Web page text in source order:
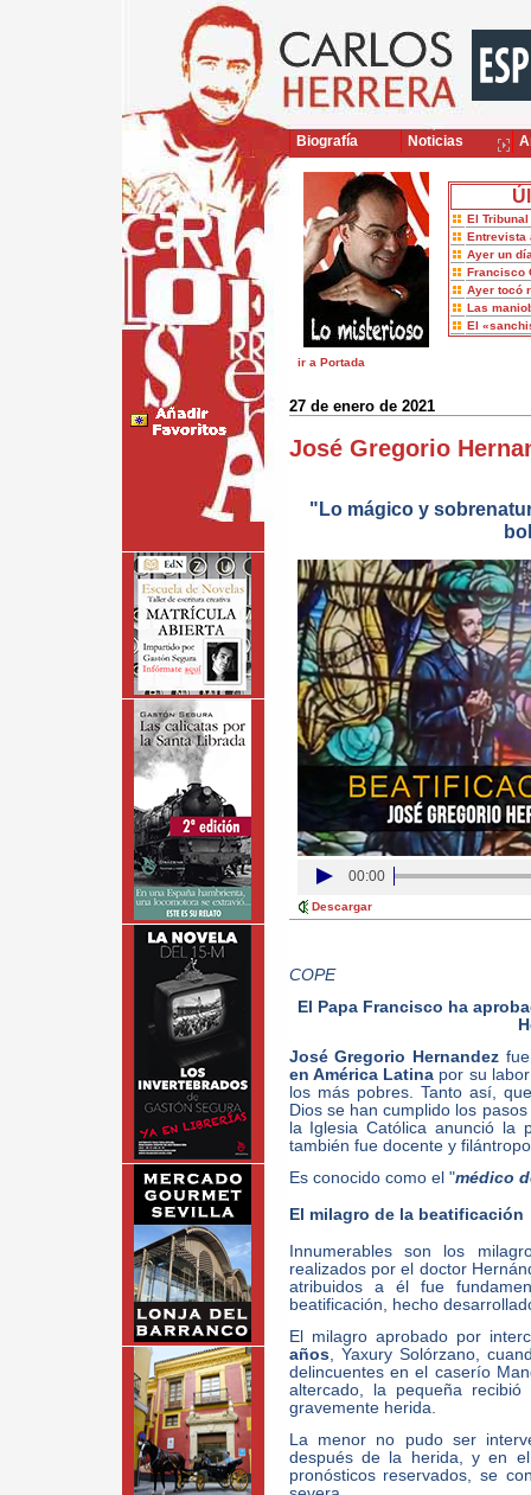
El
Entrevista
Ayer un
Francisco
Ayer tocó
Las
El
ir a Portada
27 de enero de 2021
José Gregorio
"Lo mágico y
00:00
Descargar
COPE
El Papa Francisco ha
José Gregorio Hernandez
en América Latina por su
los más pobres. Tanto así,
Dios se han cumplido los
la Iglesia Católica anunció la
también fue docente y
Es conocido como el "médico
El milagro de la beatificación
Innumerables son los
realizados por el doctor
atribuidos a él fue
beatificación, hecho
El milagro aprobado por
años, Yaxury Solórzano,
delincuentes en el caserío
altercado, la pequeña
gravemente herida.
La menor no pudo ser
después de la herida, y en
pronósticos reservados, se
Biografía Noticias